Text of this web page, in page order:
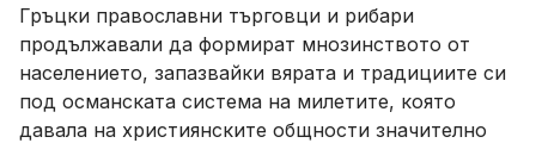
Гръцки православни търговци и рибари
продължавали да формират мнозинството от
населението, запазвайки вярата и традициите си
под османската система на милетите, която
давала на християнските общности значително